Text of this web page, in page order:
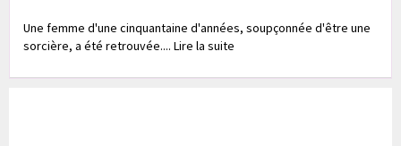
Une femme d'une cinquantaine d'années, soupçonnée d'être une
sorcière, a été retrouvée.... Lire la suite